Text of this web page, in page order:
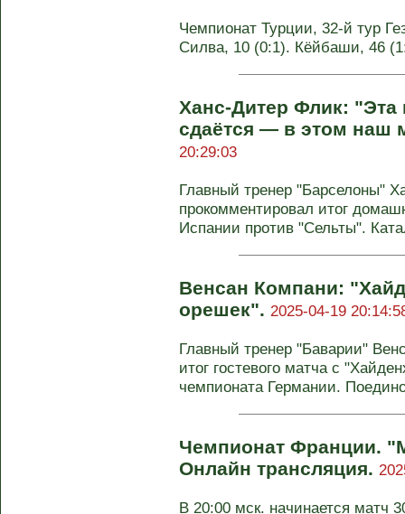
Чемпионат Турции, 32-й тур
Силва, 10 (0:1). Кёйбаши, 46
Ханс-Дитер Флик: "Эта
сдаётся — в этом наш
20:29:03
Главный тренер "Барселоны"
прокомментировал итог
Испании против "Сельты".
Венсан Компани:
орешек". 2025-04-19
Главный тренер "Баварии"
итог гостевого матча с
чемпионата Германии.
Чемпионат Франции.
Онлайн трансляция.
В 20:00 мск. начинается матч